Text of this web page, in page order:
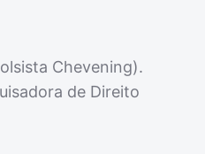
Chevening).
de Direito